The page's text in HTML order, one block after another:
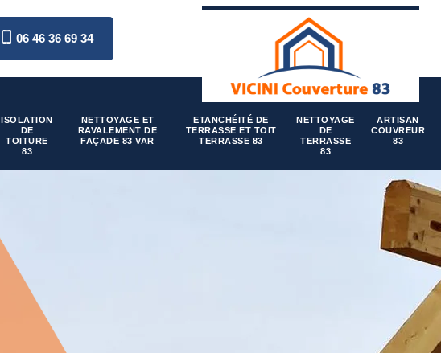
06 46 36 69 34
ISOLATION
DE
TOITURE
83
NETTOYAGE ET
RAVALEMENT DE
FAÇADE 83 VAR
ETANCHÉITÉ DE
TERRASSE ET TOIT
TERRASSE 83
NETTOYAGE
DE
TERRASSE
83
ARTISAN
COUVREUR
83